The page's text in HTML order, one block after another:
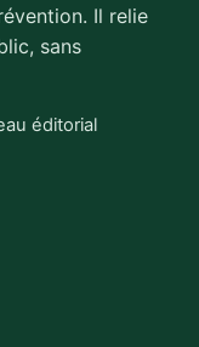
Il relie
sans
éditorial